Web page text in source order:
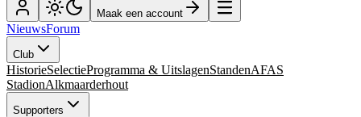
Maak een account
NieuwsForum
Club
HistorieSelectieProgramma & UitslagenStandenAFAS
StadionAlkmaarderhout
Supporters